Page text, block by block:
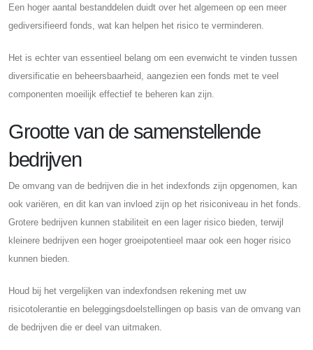
Een hoger aantal bestanddelen duidt over het algemeen op een meer
gediversifieerd fonds, wat kan helpen het risico te verminderen.
Het is echter van essentieel belang om een ​​evenwicht te vinden tussen
diversificatie en beheersbaarheid, aangezien een fonds met te veel
componenten moeilijk effectief te beheren kan zijn.
Grootte van de samenstellende
bedrijven
De omvang van de bedrijven die in het indexfonds zijn opgenomen, kan
ook variëren, en dit kan van invloed zijn op het risiconiveau in het fonds.
Grotere bedrijven kunnen stabiliteit en een lager risico bieden, terwijl
kleinere bedrijven een hoger groeipotentieel maar ook een hoger risico
kunnen bieden.
Houd bij het vergelijken van indexfondsen rekening met uw
risicotolerantie en beleggingsdoelstellingen op basis van de omvang van
de bedrijven die er deel van uitmaken.